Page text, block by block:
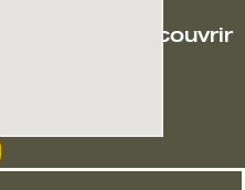
vie et à découvrir